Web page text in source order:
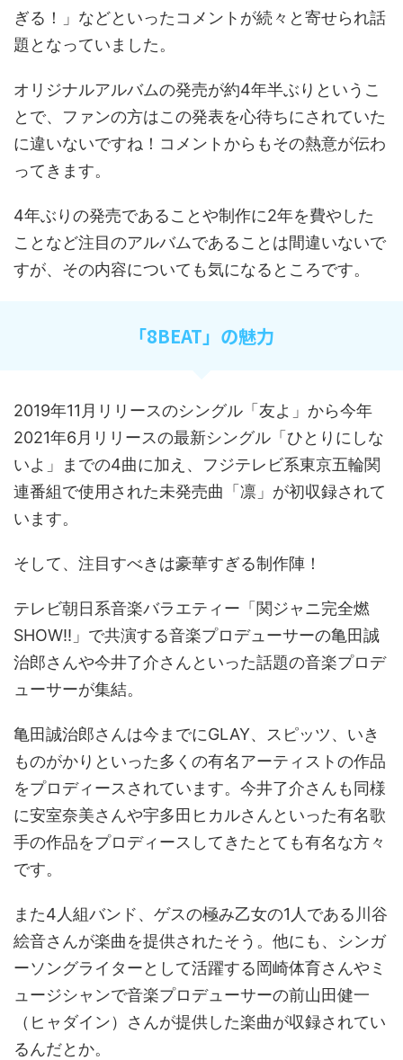
ぎる！」などといったコメントが続々と寄せられ話
題となっていました。
オリジナルアルバムの発売が約4年半ぶりというこ
とで、ファンの方はこの発表を心待ちにされていた
に違いないですね！コメントからもその熱意が伝わ
ってきます。
4年ぶりの発売であることや制作に2年を費やした
ことなど注目のアルバムであることは間違いないで
すが、その内容についても気になるところです。
「8BEAT」の魅力
2019年11 月リリースのシングル「友よ」から今年
2021年6 月リリースの最新シングル「ひとりにしな
いよ」までの4曲に加え、フジテレビ系東京五輪関
連番組で使用された未発売曲「凛」が初収録されて
います。
そして、注目すべきは豪華すぎる制作陣！
テレビ朝日系音楽バラエティー「関ジャニ完全燃
SHOW!! 」で共演する音楽プロデューサーの亀田誠
治郎さんや今井了介さんといった話題の音楽プロデ
ューサーが集結。
亀田誠治郎さんは今までにGLAY、スピッツ、いき
ものがかりといった多くの有名アーティストの作品
をプロディースされています。今井了介さんも同様
に安室奈美さんや宇多田ヒカルさんといった有名歌
手の作品をプロディースしてきたとても有名な方々
です。
また4 人組バンド、ゲスの極み乙女の1 人である川谷
絵音さんが楽曲を提供されたそう。他にも、シンガ
ーソングライターとして活躍する岡崎体育さんやミ
ュージシャンで音楽プロデューサーの前山田健一
（ヒャダイン）さんが提供した楽曲が収録されてい
るんだとか。